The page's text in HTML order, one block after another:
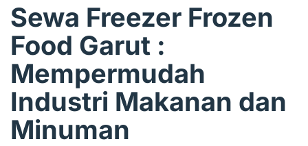
Sewa Freezer Frozen
Food Garut :
Mempermudah
Industri Makanan dan
Minuman